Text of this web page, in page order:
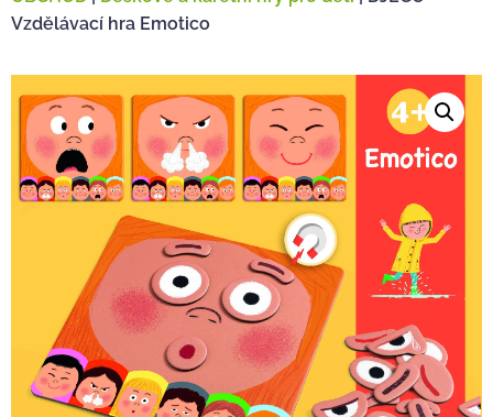
Vzdělávací hra Emotico